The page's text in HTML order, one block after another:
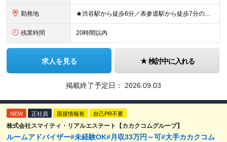
勤務地 ★渋谷駅から徒歩6分／表参道駅から徒歩7分のアクセス抜群！ ★転勤なし！ ■住所：東京都渋谷区渋谷1-7-2 VORT渋谷east2 2階 周辺にはカフェや飲食店も充実。 仕事帰りの時間も楽しめま
残業時間 20時間以内
求人を見る 検討中に入れる
掲載終了予定日： 2026.09.03
NEW 正社員 面接情報有 自己PR不要
株式会社スマイティ・リアルエステート【カカクコムグループ】
ルームアドバイザー#未経験OK#月収33万円～可#大手カカクコム